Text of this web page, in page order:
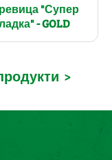
"Супер
- GOLD
>